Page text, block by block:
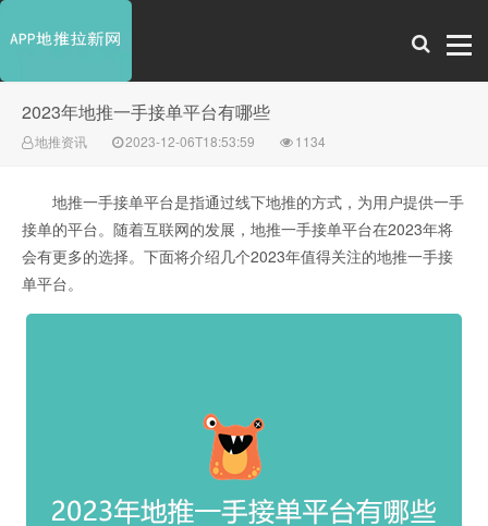
2023年地推一手接单平台有哪些
地推资讯 2023-12-06T18:53:59 1134
地推一手接单平台是指通过线下地推的方式，为用户提供一手
接单的平台。随着互联网的发展，地推一手接单平台在2023年将
会有更多的选择。下面将介绍几个2023年值得关注的地推一手接
单平台。